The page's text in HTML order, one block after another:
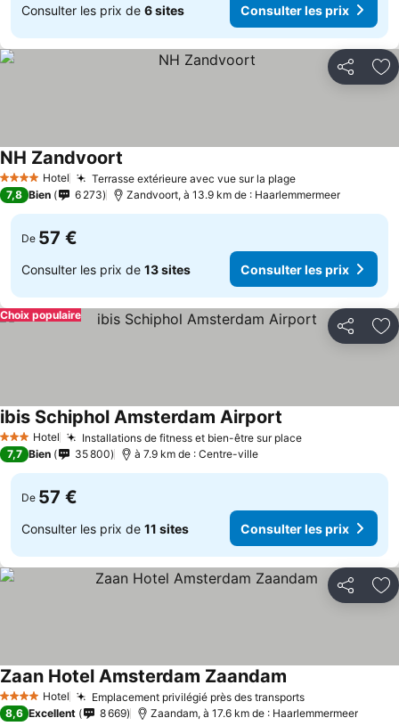
Consulter les prix de 6 sites Consulter les prix
Partager
4 Étoiles Hotel Terrasse extérieure avec vue sur la plage
NH Zandvoort
7,8 Bien 6 273 Zandvoort, à 13.9 km de : Haarlemmermeer
De 57 €
Consulter les prix de 13 sites Consulter les prix
Partager
Choix populaire
3 ÉtoilesHotel Installations de fitness et bien-être sur place
ibis Schiphol Amsterdam Airport
7,7 Bien 35 800 à 7.9 km de : Centre-ville
De 57 €
Consulter les prix de 11 sites Consulter les prix
Partager
4 Étoiles Hotel Emplacement privilégié près des transports
Zaan Hotel Amsterdam Zaandam
8,6 Excellent 8 669 Zaandam, à 17.6 km de : Haarlemmermeer